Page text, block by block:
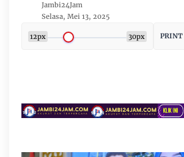
Jambi24Jam
Selasa, Mei 13, 2025
12px 30px PRINT